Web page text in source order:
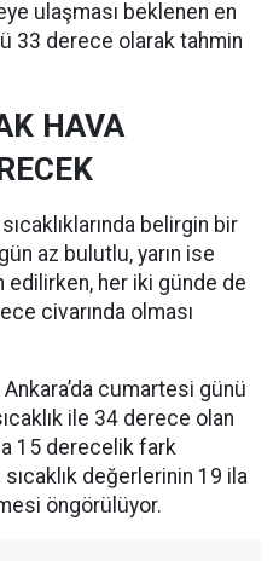
ulaşması beklenen en
33 derece olarak tahmin
HAVA
belirgin bir
az bulutlu, yarın ise
edilirken, her iki günde de
civarında olması
cumartesi günü
ile 34 derece olan
15 derecelik fark
değerlerinin 19 ila
öngörülüyor.